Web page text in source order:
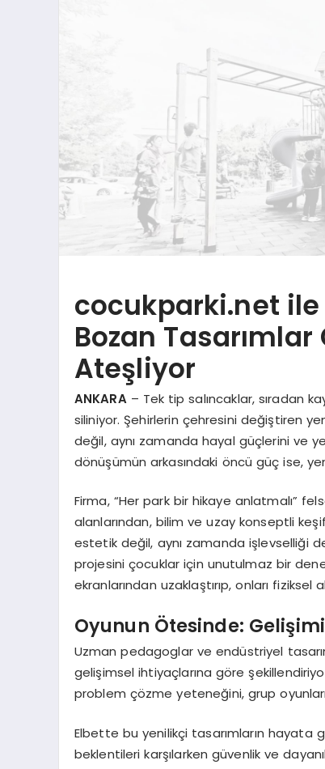
cocukparki.net ile
Bozan
Ateşliyor
ANKARA– Tek tip salıncaklar, sıradan
siliniyor. Şehirlerin çehresini değiştiren
değil, aynı zamanda hayal güçlerini ve
dönüşümün arkasındaki öncü güç ise,
Firma, “Her park bir hikaye anlatmalı”
alanlarından, bilim ve uzay konseptli
estetik değil, aynı zamanda işlevselliği
projesini çocuklar için unutulmaz bir
ekranlarından uzaklaştırıp, onları
Oyunun Ötesinde:
Uzman pedagoglar ve endüstriyel
gelişimsel ihtiyaçlarına göre
problem çözme yeteneğini, grup
Elbette bu yenilikçi tasarımların hayata
beklentileri karşılarken güvenlik ve